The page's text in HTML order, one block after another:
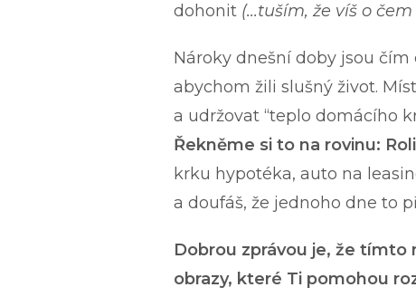
dohonit (...tuším, že víš o
Nároky dnešní doby jsou
abychom žili slušný život.
a udržovat “teplo domácího
Řekněme si to na rovinu:
krku hypotéka, auto na
a doufáš, že jednoho dne to
Dobrou zprávou je, že
obrazy, které Ti pomohou